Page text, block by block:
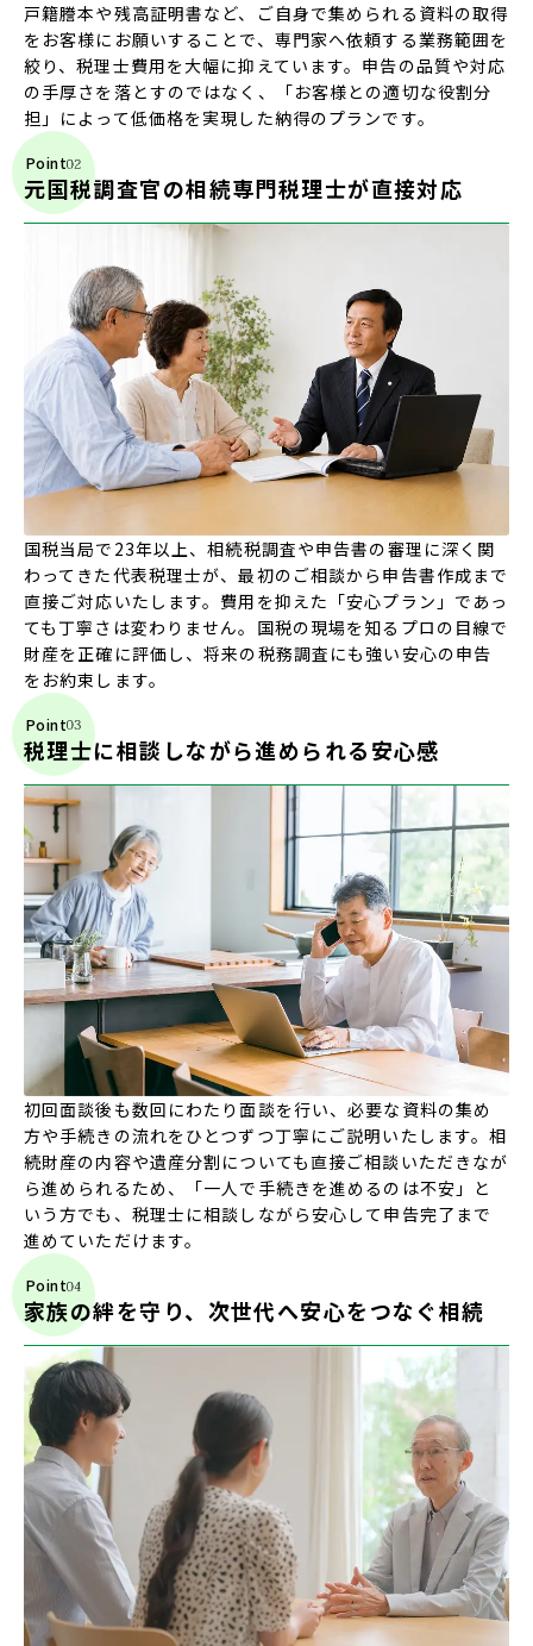
戸籍謄本や残高証明書など、ご自身で集められる資料の取得
をお客様にお願いすることで、専門家へ依頼する業務範囲を
絞り、税理士費用を大幅に抑えています。申告の品質や対応
の手厚さを落とすのではなく、「お客様との適切な役割分
担」によって低価格を実現した納得のプランです。
Point
元国税調査官の相続専門税理士が直接対応
国税当局で23年以上、相続税調査や申告書の審理に深く関
わってきた代表税理士が、最初のご相談から申告書作成まで
直接ご対応いたします。費用を抑えた「安心プラン」であっ
ても丁寧さは変わりません。国税の現場を知るプロの目線で
財産を正確に評価し、将来の税務調査にも強い安心の申告
をお約束します。
Point
税理士に相談しながら進められる安心感
初回面談後も数回にわたり面談を行い、必要な資料の集め
方や手続きの流れをひとつずつ丁寧にご説明いたします。相
続財産の内容や遺産分割についても直接ご相談いただきなが
ら進められるため、「一人で手続きを進めるのは不安」と
いう方でも、税理士に相談しながら安心して申告完了まで
進めていただけます。
Point
家族の絆を守り、次世代へ安心をつなぐ相続